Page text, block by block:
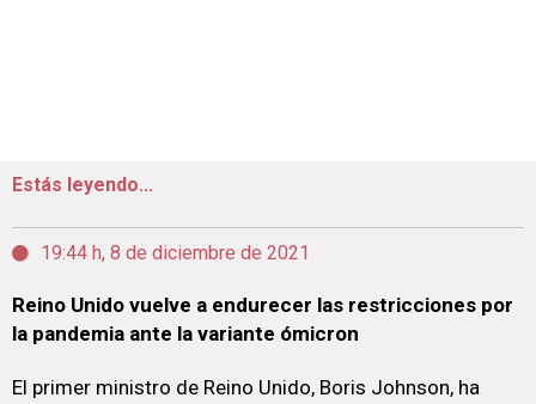
Estás leyendo...
19:44 h, 8 de diciembre de 2021
Reino Unido vuelve a endurecer las restricciones por
la pandemia ante la variante ómicron
El primer ministro de Reino Unido, Boris Johnson, ha